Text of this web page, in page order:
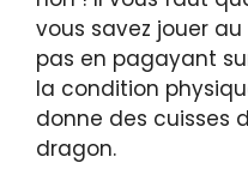
vous savez jouer
pas en pagayant
la condition
donne des cuisses
dragon.